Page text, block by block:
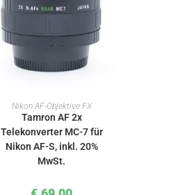
IN DEN WARENKORB
Nikon AF-Objektive FX
Tamron AF 2x
Telekonverter MC-7 für
Nikon AF-S, inkl. 20%
MwSt.